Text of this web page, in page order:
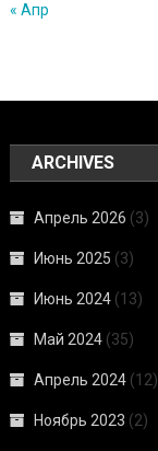
« Апр
ARCHIVES
Апрель 2026 (3)
Июнь 2025 (3)
Июнь 2024 (13)
Май 2024 (35)
Апрель 2024 (12)
Ноябрь 2023 (2)